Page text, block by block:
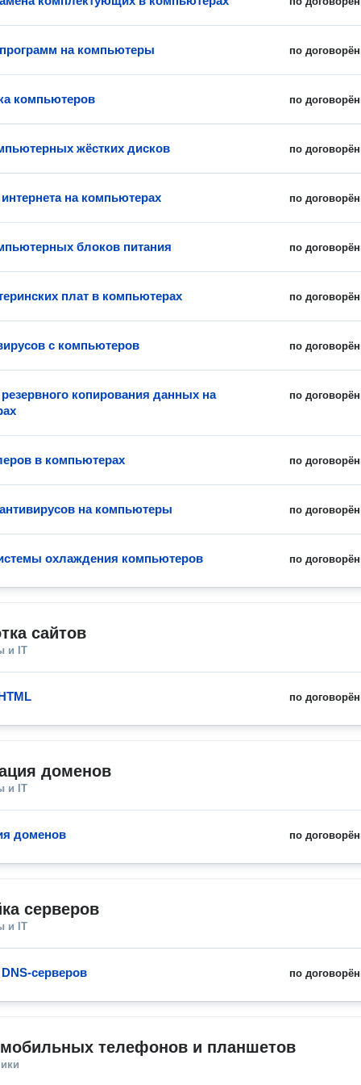
по
программ на компьютеры
по
компьютеров
по
жёстких дисков
по
на компьютерах
по
блоков питания
по
плат в компьютерах
по
с компьютеров
по
копирования данных на
по
в компьютерах
по
на компьютеры
по
охлаждения компьютеров
сайтов
и IT
по
доменов
и IT
по
доменов
серверов
и IT
по
серверов
телефонов и планшетов